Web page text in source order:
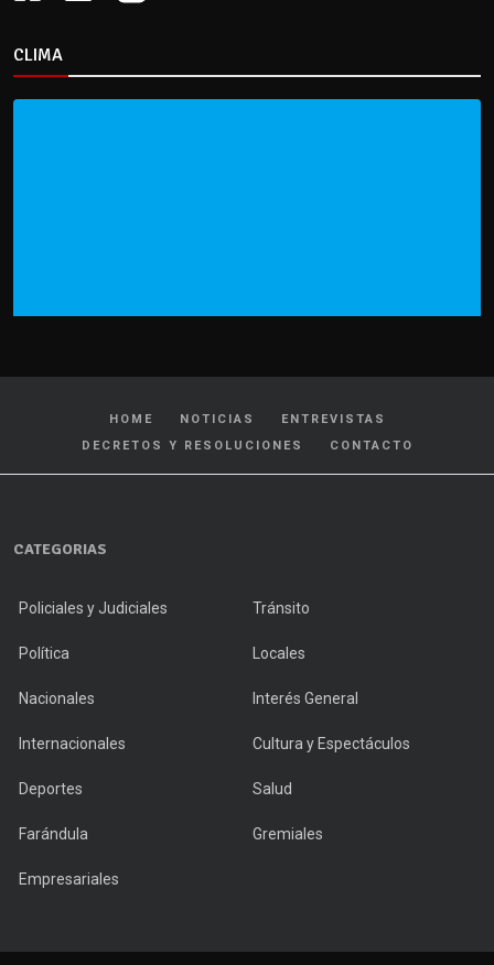
CLIMA
HOME NOTICIAS
ENTREVISTAS
DECRETOS Y RESOLUCIONES
CONTACTO
CATEGORIAS
Policiales y Judiciales Tránsito
Política Locales
Nacionales Interés General
Internacionales Cultura y Espectáculos
Deportes Salud
Farándula Gremiales
Empresariales